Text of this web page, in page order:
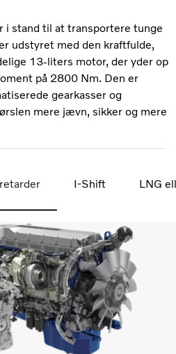
i stand til at transportere tunge
udstyret med den kraftfulde,
13-liters motor, der yder op
på 2800 Nm. Den er
gearkasser og
mere jævn, sikker og mere
I-Shift LNG